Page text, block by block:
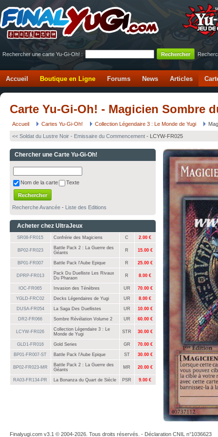
Rechercher une carte Yu-Gi-Oh! :
Accueil Boutique en Ligne Forums News Articles
Carte Yu-Gi-Oh! - Magicien Sombre
Accueil Cartes Yu-Gi-Oh! Collection Légendaire 3 : Le Monde de Yugi
<< Soldat du Lustre Noir - Emissaire du Commencement - LCYW-FR025
Chercher une Carte Yu-Gi-Oh!
Nom de la carte Texte
Recherche Avancée - Liste des Editions
Acheter chez UltraJeux
SR08-FR015 Confrérie des Magiciens C 2.00 €
BP02-FR023
Battle Pack 2 : La Guerre des
Géants
R 15.00 €
BP01-FR007 Battle Pack l'Aube Epique R 25.00 €
DPRP-FR013
Pack Du Duelliste Les Rivaux
Du Pharaon
R 8.00 €
IOC-FR065 Invasion des Ténèbres UR 70.00 €
YGLD-FRC02 Decks Légendaires de Yugi UR 8.00 €
DUSA-FR054 La Saga Des Duellistes UR 10.00 €
DR2-FR066 Sombre Révélation Volume 2 UR 60.00 €
LCYW-FR026
Collection Légendaire 3 : Le
Monde de Yugi
STR 30.00 €
GLD1-FR016 Gold Series GR 70.00 €
BP01-FR007-ST Battle Pack l'Aube Epique ST 30.00 €
BP02-FR023-MR
Battle Pack 2 : La Guerre des
Géants
MR 20.00 €
RA03-FR134-PR La Bonanza du Quart de Siècle PSR 9.00 €
Finalyugi.com v3.1 © 2004-2026. Tous droits réservés. - Déclaration CNIL n°1036623